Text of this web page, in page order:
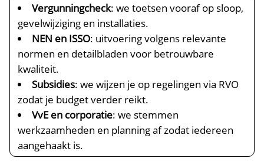
Vergunningcheck: we toetsen vooraf op sloop,
gevelwijziging en installaties.​
NEN en ISSO: uitvoering volgens relevante
normen en detailbladen voor betrouwbare
kwaliteit.​
Subsidies: we wijzen je op regelingen via RVO
zodat je budget verder reikt.​
VvE en corporatie: we stemmen
werkzaamheden en planning af zodat iedereen
aangehaakt is.​